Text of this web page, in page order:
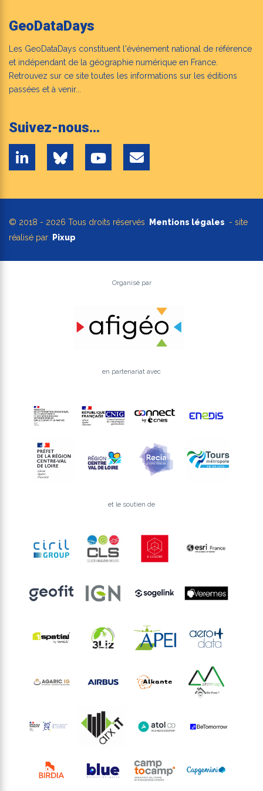
GeoDataDays
Les GeoDataDays constituent l'événement national de référence
et indépendant de la géographie numérique en France.
Retrouvez sur ce site toutes les informations sur les éditions
passées et à venir...
Suivez-nous...
© 2018 - 2026 Tous droits réservés Mentions légales - site
réalisé par
Pixup
Organisé par
en partenariat avec
et le soutien de